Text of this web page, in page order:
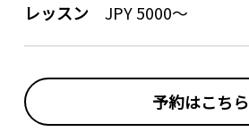
レッスン JPY 5000～
予約はこちら